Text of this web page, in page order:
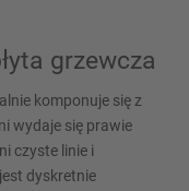
grzewcza
komponuje się z
wydaje się prawie
czyste linie i
dyskretnie